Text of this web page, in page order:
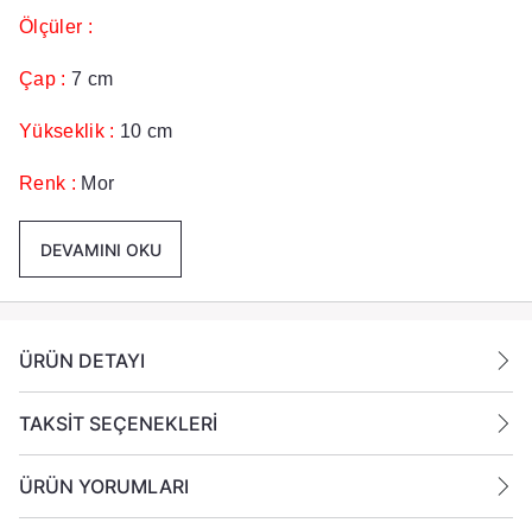
Ölçüler :
Çap : 7 cm
Yükseklik : 10 cm
Renk : Mor
Gönderilmektedir
Yanan bir mumun durumunu belirli aralıklarla kontrol
edin.
Mumları yanıcı maddelerin yakınlarına koymayın.
DEVAMINI OKU
ÜRÜN DETAYI
TAKSİT SEÇENEKLERİ
ÜRÜN YORUMLARI